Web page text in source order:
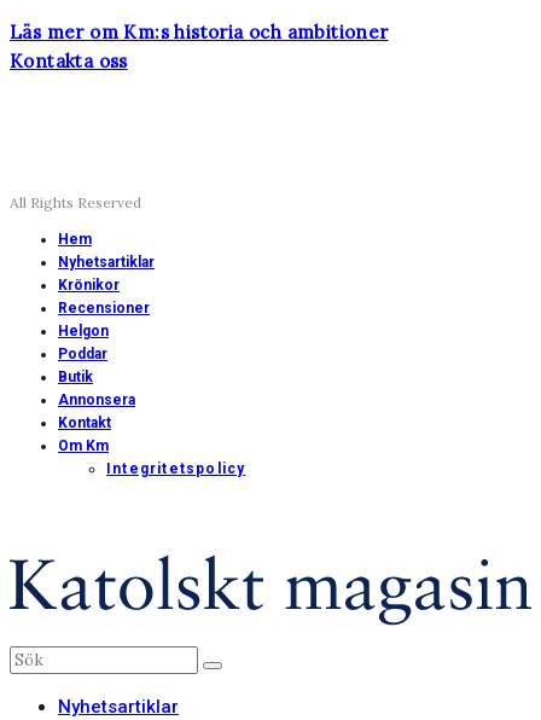
Läs mer om Km:s historia och ambitioner
Kontakta oss
All Rights Reserved
Hem
Nyhetsartiklar
Krönikor
Recensioner
Helgon
Poddar
Butik
Annonsera
Kontakt
Om Km
Integritetspolicy
Nyhetsartiklar